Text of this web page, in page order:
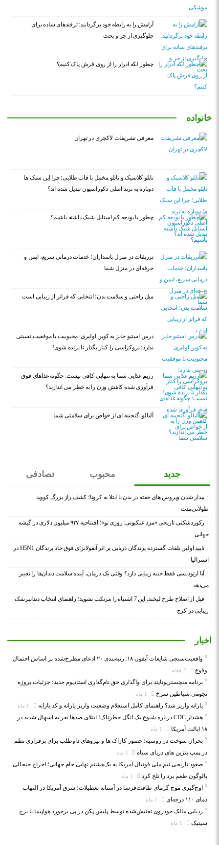
آرامش را به رابطه خود برگردانید: ترفندهای ساده برای
جلوگیری از جر و بحث
چطور لکه ادرار را از روی فرش پاک کنیم؟
خانواده
معرفی تشریفات لاکچری در تهران
تابلو کلاسیک و تابلو مخمل با قاب طلایی؛ چرا این سبک ها
دوباره به ترند اصلی دکوراسیون تبدیل شده اند؟
چطور با بودجه کم استایل شیک داشته باشیم؟
تزریقات در منزل پاسداران؛ خدمات درمانی سریع، ایمن و
حرفه‌ای در منزل شما
مبل راحتی و سلامت بدن؛ انتخابی که فراتر از زیبایی است
درس استیو جابز به کوین اولیری: محبوبیت با موفقیت نسبتی
ندارد؛ بروکراسی را کنار بگذار تا برنده شوی!
رژیم غذایی شما به تنهایی کافی نیست: چگونه غذاهای فوق
فرآوری شده کاهش وزن را به خطر می اندازند؟
آلبالو: گنجینه ای از خواص برای سلامتی شما
جدید محبوب تصادفی
بیدار شدن ویروس‌ های خفته در بدن با ابتلا به کرونا؛ کشف راز بزرگ کووید
طولانی‌مدت
رکوردشکنی تاریخی «مرد عنکبوتی: روزی نو»؛ افتتاحیه ۹۲۷ میلیون دلاری در گیشه
جهانی
تایید اولین تلفات گسترده پرندگان دریایی بر اثر آنفولانزای فوق حاد پرندگان H5N1 در
استرالیا
آیا ارتودنسی فقط جنبه زیبایی دارد؟ وقتی یک درمان، آینده سلامت دندان‌ها را تغییر
می‌دهد
قبل از اصلاح طرح لبخند، این 7 اشتباه را مرتکب نشوید؛ راهنمای انتخاب دندانپزشک
زیبایی در کرج
اخبار
واقعیت‌سنجی شایعات آیفون ۱۸: رتبه‌بندی ۲۰ ادعای مطرح‌شده بر اساس احتمال
وقوع
برنامه منچستریونایتد برای واگذاری حق نام‌گذاری استادیوم جدید؛ جزئیات پروژه
نجومی شیاطین سرخ
یارانه واریز شد؟ راهنمای کامل استعلام وضعیت واریز یارانه و کد یارانه
هشدار CDC درباره شیوع یک انگل خطرناک؛ ابتلای صدها نفر به اسهال شدید در
۱۸ ایالت آمریکا
بحران سوخت در روسیه؛ حضور کازاک‌ ها و نیروهای داوطلب برای برقراری نظم
در پمپ بنزین‌ های دریای سیاه
صعود تاریخی تیم ملی فوتبال آمریکا به یک‌هشتم نهایی جام جهانی؛ اخراج جنجالی
بالوگون طعم برد را تلخ کرد
اوج‌گیری موج گرمای طاقت‌فرسا در آستانه تعطیلات؛ شرق آمریکا در التهاب
دمای ۱۱۰ درجه‌ای
ردیابی مالک خودروی تفتیش‌شده توسط پلیس پکن در پی برخورد هواپیما با برج
سیتیک